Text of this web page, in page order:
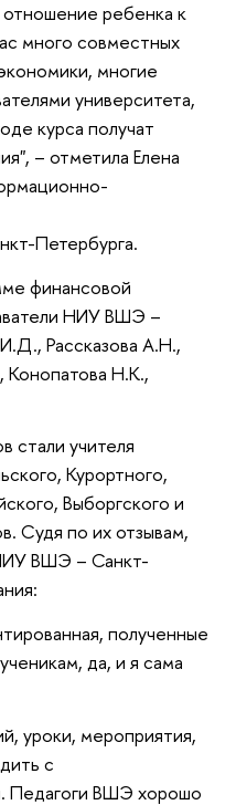
ребенка к
много совместных
многие
университета,
курса получат
– отметила Елена
Петербурга.
финансовой
НИУ ВШЭ –
Рассказова А.Н.,
Конопатова Н.К.,
стали учителя
Курортного,
Выборгского и
Судя по их отзывам,
ВШЭ – Санкт-
полученные
да, и я сама
уроки, мероприятия,
с
Педагоги ВШЭ хорошо